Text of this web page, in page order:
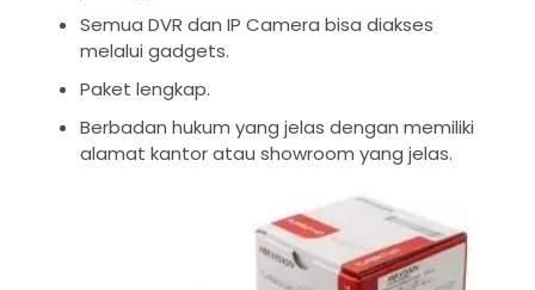
Semua DVR dan IP Camera bisa diakses
melalui gadgets.
Paket lengkap.
Berbadan hukum yang jelas dengan memiliki
alamat kantor atau showroom yang jelas.